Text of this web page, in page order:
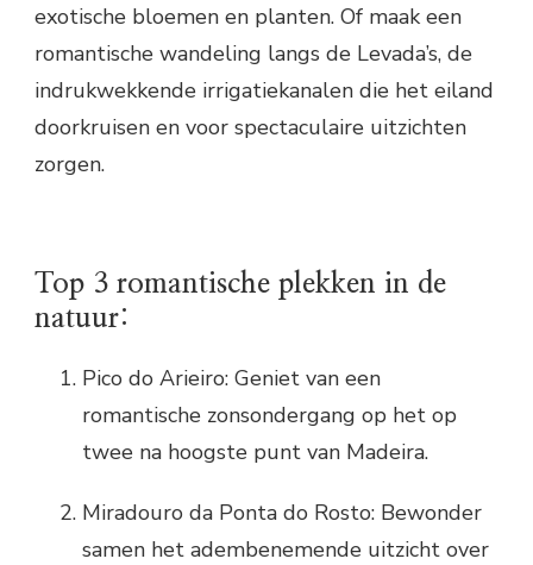
exotische bloemen en planten. Of maak een
romantische wandeling langs de Levada’s, de
indrukwekkende irrigatiekanalen die het eiland
doorkruisen en voor spectaculaire uitzichten
zorgen.
Top 3 romantische plekken in de
natuur:
Pico do Arieiro: Geniet van een
romantische zonsondergang op het op
twee na hoogste punt van Madeira.
Miradouro da Ponta do Rosto: Bewonder
samen het adembenemende uitzicht over